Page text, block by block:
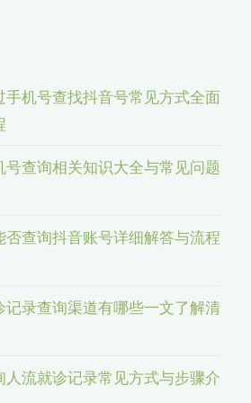
手机号查找抖音号常见方式全面
号查询相关知识大全与常见问题
否查询抖音账号详细解答与流程
记录查询渠道有哪些一文了解清
人流就诊记录常见方式与步骤介